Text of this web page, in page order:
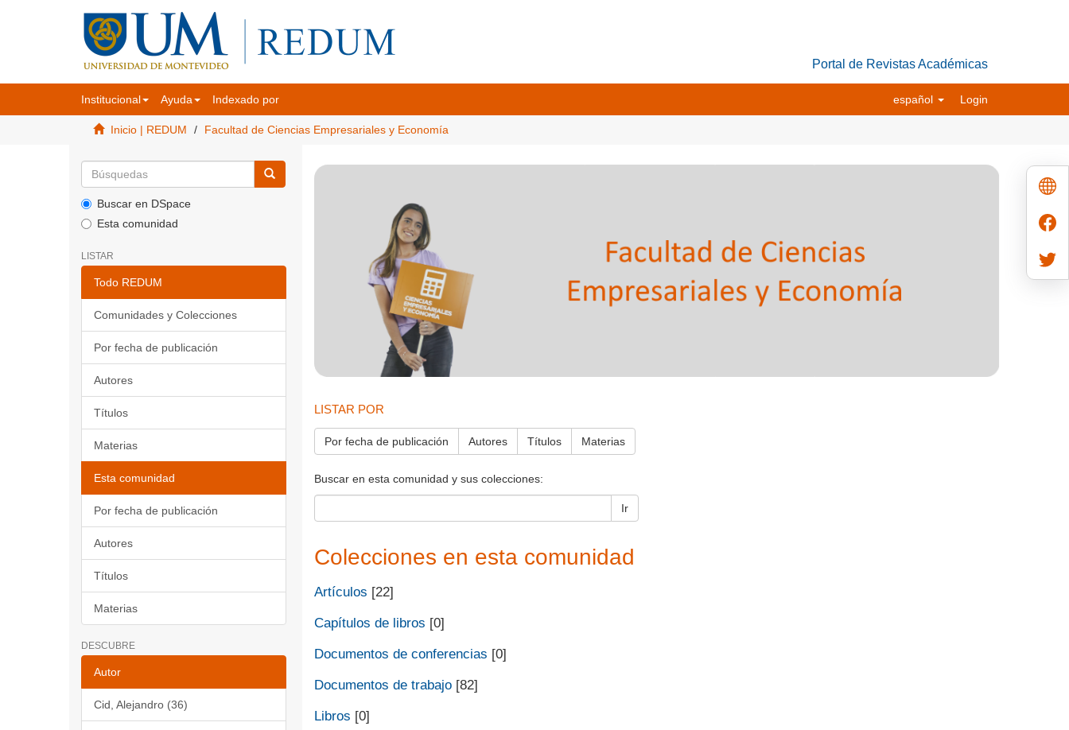
Portal de Revistas Académicas
Institucional Ayuda Indexado por español Login
Inicio | REDUM Facultad de Ciencias Empresariales y Economía
Buscar en DSpace
Esta comunidad
LISTAR
Todo REDUM
Comunidades y Colecciones
Por fecha de publicación
Autores
Títulos
Materias
Esta comunidad
Por fecha de publicación
Autores
Títulos
Materias
DESCUBRE
Autor
Cid, Alejandro (36)
LISTAR POR
Por fecha de publicación Autores Títulos Materias
Buscar en esta comunidad y sus colecciones:
Ir
Colecciones en esta comunidad
Artículos [22]
Capítulos de libros [0]
Documentos de conferencias [0]
Documentos de trabajo[82]
Libros [0]